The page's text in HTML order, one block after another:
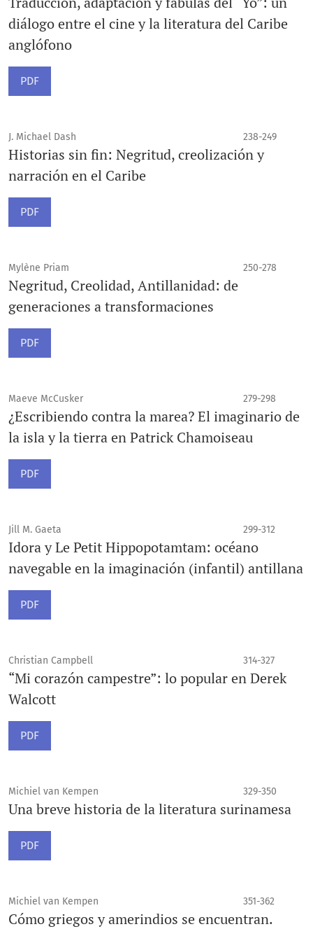
diálogo entre el cine y la literatura del Caribe
anglófono
PDF
J. Michael Dash 238-249
Historias sin fin: Negritud, creolización y
narración en el Caribe
PDF
Mylène Priam 250-278
Negritud, Creolidad, Antillanidad: de
generaciones a transformaciones
PDF
Maeve McCusker 279-298
¿Escribiendo contra la marea? El imaginario de
la isla y la tierra en Patrick Chamoiseau
PDF
Jill M. Gaeta 299-312
Idora y Le Petit Hippopotamtam: océano
navegable en la imaginación (infantil) antillana
PDF
Christian Campbell 314-327
“Mi corazón campestre”: lo popular en Derek
Walcott
PDF
Michiel van Kempen 329-350
Una breve historia de la literatura surinamesa
PDF
Michiel van Kempen 351-362
Cómo griegos y amerindios se encuentran.